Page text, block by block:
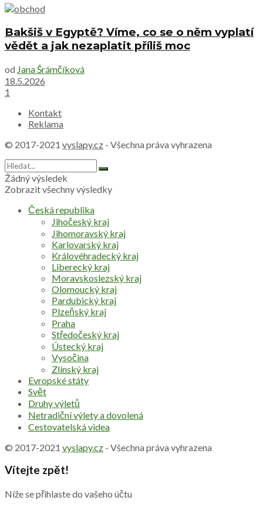
Bakšiš v Egyptě? Víme, co se o něm vyplatí
vědět a jak nezaplatit příliš moc
od Jana Šrámčíková
18.5.2026
1
Kontakt
Reklama
© 2017-2021 vyslapy.cz - Všechna práva vyhrazena
Žádný výsledek
Zobrazit všechny výsledky
Česká republika
Jihočeský kraj
Jihomoravský kraj
Karlovarský kraj
Královéhradecký kraj
Liberecký kraj
Moravskoslezský kraj
Olomoucký kraj
Pardubický kraj
Plzeňský kraj
Praha
Středočeský kraj
Ústecký kraj
Vysočina
Zlínský kraj
Evropské státy
Svět
Druhy výletů
Netradiční výlety a dovolená
Cestovatelská videa
© 2017-2021 vyslapy.cz - Všechna práva vyhrazena
Vítejte zpět!
Níže se přihlaste do vašeho účtu